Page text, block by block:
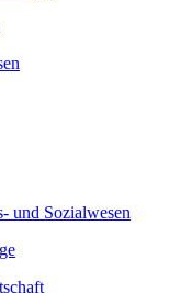
und Sozialwesen